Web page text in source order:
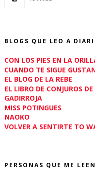
BLOGS QUE LEO A
CON LOS PIES EN LA
CUANDO TE SIGUE
EL BLOG DE LA REBE
EL LIBRO DE CONJUROS
GADIRROJA
MISS POTINGUES
NAOKO
VOLVER A SENTIRTE TO
PERSONAS QUE ME